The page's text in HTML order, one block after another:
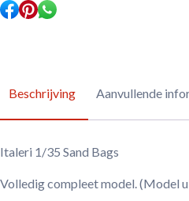
Beschrijving Aanvullende
Italeri 1/35 Sand Bags
Volledig compleet model. (Model